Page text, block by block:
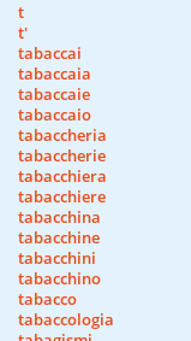
t
t'
tabaccai
tabaccaia
tabaccaie
tabaccaio
tabaccheria
tabaccherie
tabacchiera
tabacchiere
tabacchina
tabacchine
tabacchini
tabacchino
tabacco
tabaccologia